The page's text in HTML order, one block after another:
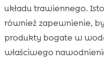
układu trawiennego.
również zapewnienie,
produkty bogate w
właściwego